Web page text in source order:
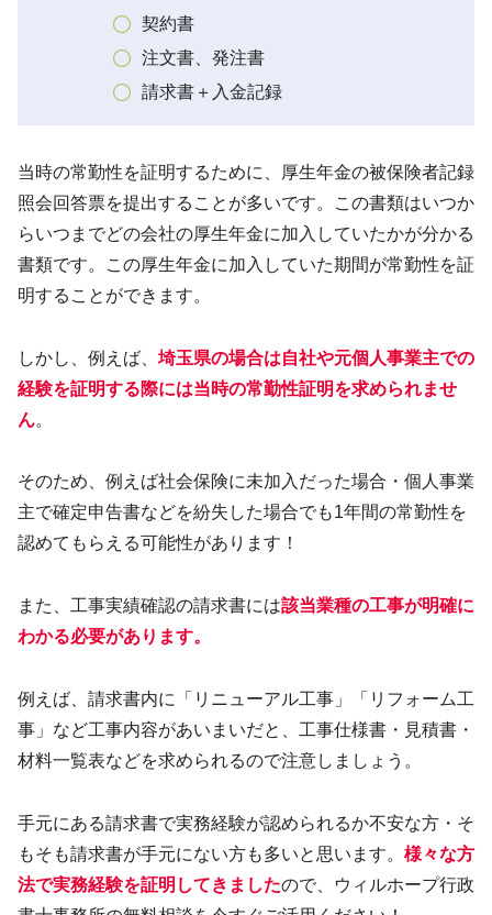
契約書
注文書、発注書
請求書＋入金記録
当時の常勤性を証明するために、厚生年金の被保険者記録
照会回答票を提出することが多いです。この書類はいつか
らいつまでどの会社の厚生年金に加入していたかが分かる
書類です。この厚生年金に加入していた期間が常勤性を証
明することができます。
しかし、例えば、 埼玉県の場合は自社や元個人事業主での
経験を証明する際には当時の常勤性証明を求められませ
ん。
そのため、例えば社会保険に未加入だった場合・個人事業
主で確定申告書などを紛失した場合でも1年間の常勤性を
認めてもらえる可能性があります！
また、工事実績確認の請求書には該当業種の工事が明確に
わかる必要があります。
例えば、請求書内に「リニューアル工事」「リフォーム工
事」など工事内容があいまいだと、工事仕様書・見積書・
材料一覧表などを求められるので注意しましょう。
手元にある請求書で実務経験が認められるか不安な方・そ
もそも請求書が手元にない方も多いと思います。 様々な方
法で実務経験を証明してきましたので、ウィルホープ行政